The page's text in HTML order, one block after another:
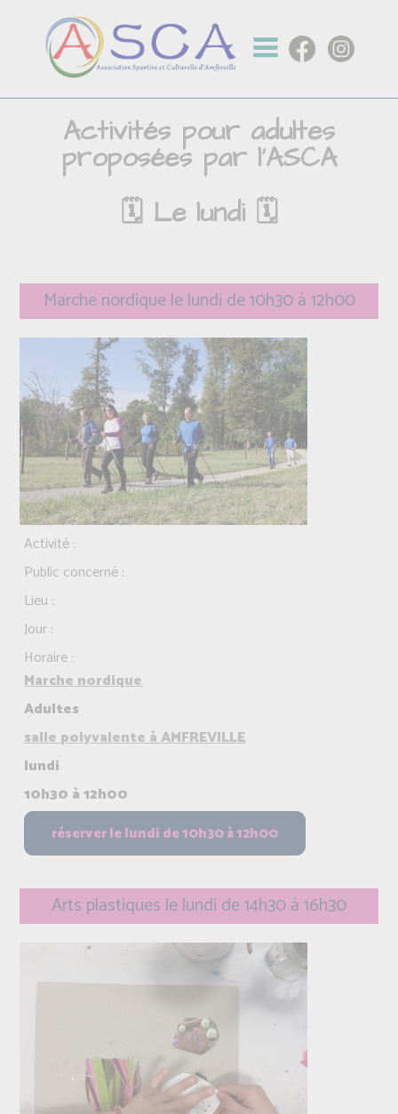
Activités pour adultes
proposées par l'ASCA
🗓️ Le lundi 🗓️
Marche nordique le lundi de 10h30 à 12h00
Activité :
Public concerné :
Lieu :
Jour :
Horaire :
Marche nordique
Adultes
salle polyvalente à AMFREVILLE
lundi
10h30 à 12h00
Arts plastiques le lundi de 14h30 à 16h30